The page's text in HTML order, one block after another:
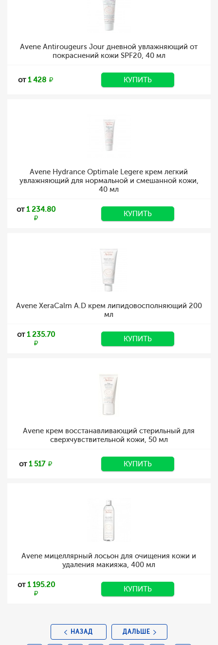
Avene Antirougeurs Jour дневной увлажняющий от
покраснений кожи SPF20, 40 мл
от1 428 КУПИТЬ
Avene Hydrance Optimale Legere крем легкий
увлажняющий для нормальной и смешанной кожи,
40 мл
от1 234.80 КУПИТЬ
Avene XeraCalm A.D крем липидовосполняющий 200
мл
от1 235.70 КУПИТЬ
Avene крем восстанавливающий стерильный для
сверхчувствительной кожи, 50 мл
от1 517 КУПИТЬ
Avene мицеллярный лосьон для очищения кожи и
удаления макияжа, 400 мл
от1 195.20 КУПИТЬ
НАЗАД ДАЛЬШЕ